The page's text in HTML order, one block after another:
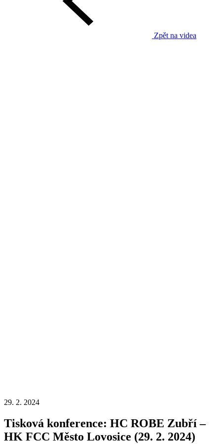
Zpět na videa
29. 2. 2024
Tisková konference: HC ROBE Zubří –
HK FCC Město Lovosice (29. 2. 2024)